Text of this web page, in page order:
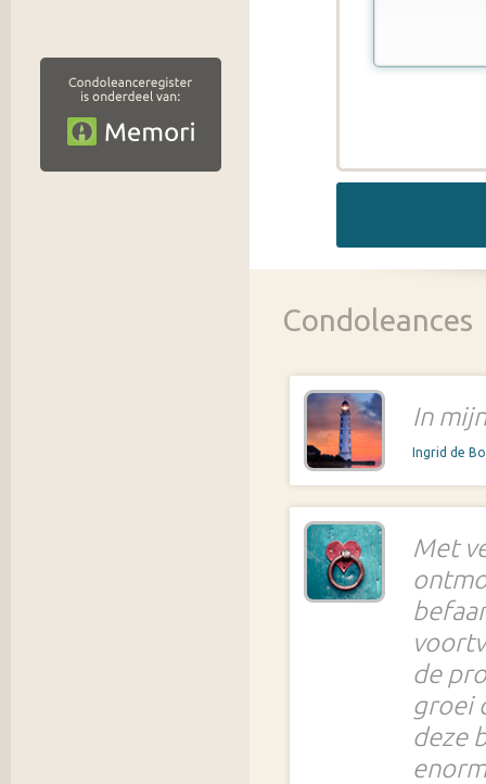
Condoleances
In
Ingrid de
Met
de
groei
deze